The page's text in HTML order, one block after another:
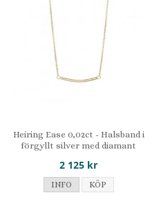
Heiring Ease 0,02ct - Halsband i
förgyllt silver med diamant
2 125 kr
INFO KÖP